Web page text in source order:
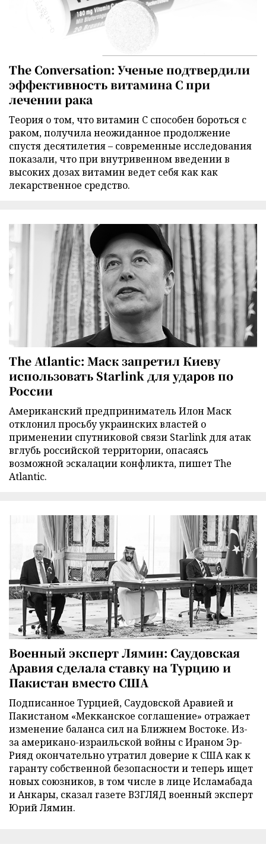
The Conversation: Ученые подтвердили
эффективность витамина C при
лечении рака
Теория о том, что витамин C способен бороться с
раком, получила неожиданное продолжение
спустя десятилетия – современные исследования
показали, что при внутривенном введении в
высоких дозах витамин ведет себя как как
лекарственное средство.
The Atlantic: Маск запретил Киеву
использовать Starlink для ударов по
России
Американский предприниматель Илон Маск
отклонил просьбу украинских властей о
применении спутниковой связи Starlink для атак
вглубь российской территории, опасаясь
возможной эскалации конфликта, пишет The
Atlantic.
Военный эксперт Лямин: Саудовская
Аравия сделала ставку на Турцию и
Пакистан вместо США
Подписанное Турцией, Саудовской Аравией и
Пакистаном «Мекканское соглашение» отражает
изменение баланса сил на Ближнем Востоке. Из-
за американо-израильской войны с Ираном Эр-
Рияд окончательно утратил доверие к США как к
гаранту собственной безопасности и теперь ищет
новых союзников, в том числе в лице Исламабада
и Анкары, сказал газете ВЗГЛЯД военный эксперт
Юрий Лямин.